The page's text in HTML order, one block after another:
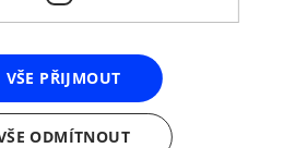
web: www.amsp.cz
Datová schránka:
VŠE PŘIJMOUT
ODMÍTNOUT